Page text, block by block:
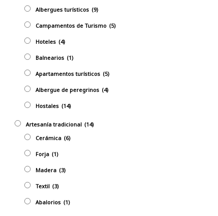
Albergues turísticos (9)
Campamentos de Turismo (5)
Hoteles (4)
Balnearios (1)
Apartamentos turísticos (5)
Albergue de peregrinos (4)
Hostales (14)
Artesaní­a tradicional (14)
Cerámica (6)
Forja (1)
Madera (3)
Textil (3)
Abalorios (1)